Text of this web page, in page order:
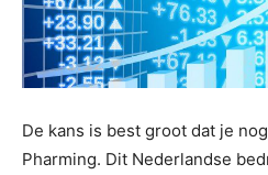
De kans is best groot dat je
Pharming. Dit Nederlandse